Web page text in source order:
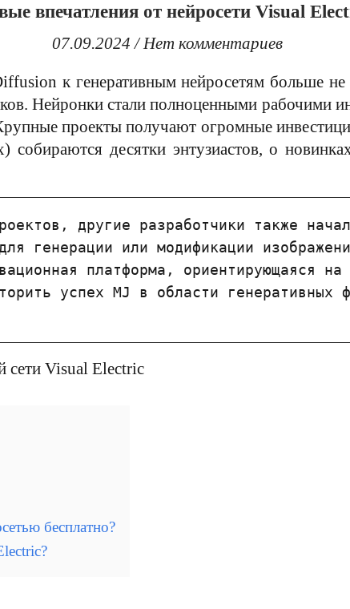
впечатления от нейросети Visual
07.09.2024 / Нет комментариев
к генеративным нейросетям больше не
Нейронки стали полноценными рабочими
проекты получают огромные
десятки энтузиастов, о
другие разработчики также
генерации или модификации
платформа, ориентирующаяся
успех MJ в области генеративных
бесплатно?